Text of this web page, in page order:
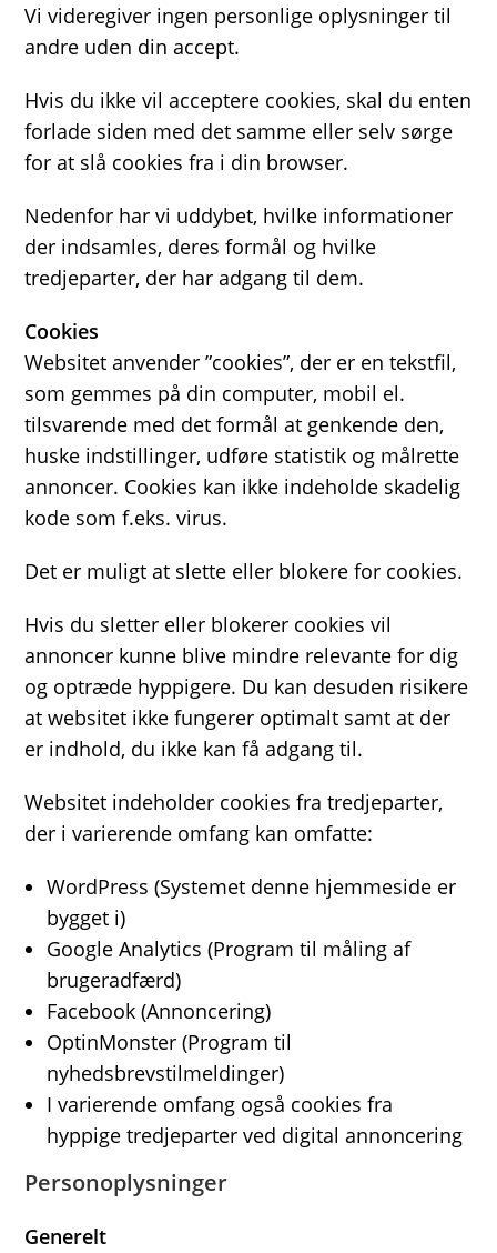
Vi videregiver ingen personlige oplysninger til
andre uden din accept.
Hvis du ikke vil acceptere cookies, skal du enten
forlade siden med det samme eller selv sørge
for at slå cookies fra i din browser.
Nedenfor har vi uddybet, hvilke informationer
der indsamles, deres formål og hvilke
tredjeparter, der har adgang til dem.
Cookies
Websitet anvender ”cookies”, der er en tekstfil,
som gemmes på din computer, mobil el.
tilsvarende med det formål at genkende den,
huske indstillinger, udføre statistik og målrette
annoncer. Cookies kan ikke indeholde skadelig
kode som f.eks. virus.
Det er muligt at slette eller blokere for cookies.
Hvis du sletter eller blokerer cookies vil
annoncer kunne blive mindre relevante for dig
og optræde hyppigere. Du kan desuden risikere
at websitet ikke fungerer optimalt samt at der
er indhold, du ikke kan få adgang til.
Websitet indeholder cookies fra tredjeparter,
der i varierende omfang kan omfatte:
WordPress (Systemet denne hjemmeside er
bygget i)
Google Analytics (Program til måling af
brugeradfærd)
Facebook (Annoncering)
OptinMonster (Program til
nyhedsbrevstilmeldinger)
I varierende omfang også cookies fra
hyppige tredjeparter ved digital annoncering
Personoplysninger
Generelt